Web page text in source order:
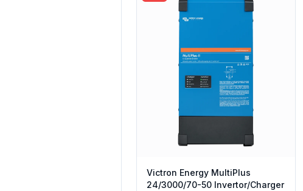
Victron Energy MultiPlus
24/3000/70-50 Invertor/Charger